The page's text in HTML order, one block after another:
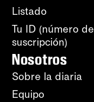
Listado
Tu ID (número de
suscripción)
Nosotros
Sobre la diaria
Equipo